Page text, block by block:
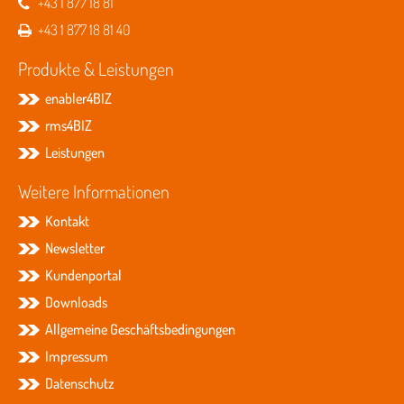
+43 1 877 18 81 40
Produkte & Leistungen
enabler4BIZ
rms4BIZ
Leistungen
Weitere Informationen
Kontakt
Newsletter
Kundenportal
Downloads
Allgemeine Geschäftsbedingungen
Impressum
Datenschutz